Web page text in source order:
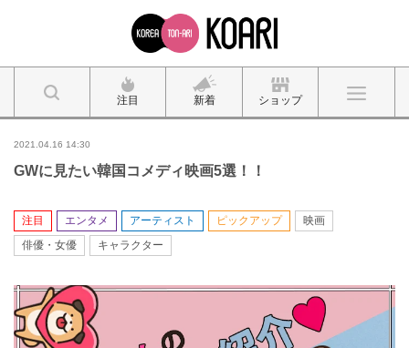
注目 新着 ショップ
2021.04.16 14:30
GWに見たい韓国コメディ映画5選！！
注目 エンタメ アーティスト ピックアップ
映画
俳優・女優
キャラクター